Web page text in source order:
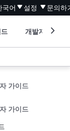
국어 설정 문의하
개발자 도구
가이드
가이드